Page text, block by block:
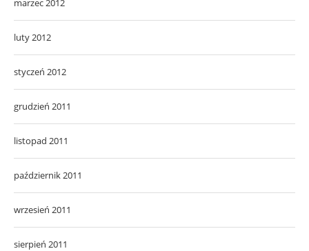
marzec 2012
luty 2012
styczeń 2012
grudzień 2011
listopad 2011
październik 2011
wrzesień 2011
sierpień 2011